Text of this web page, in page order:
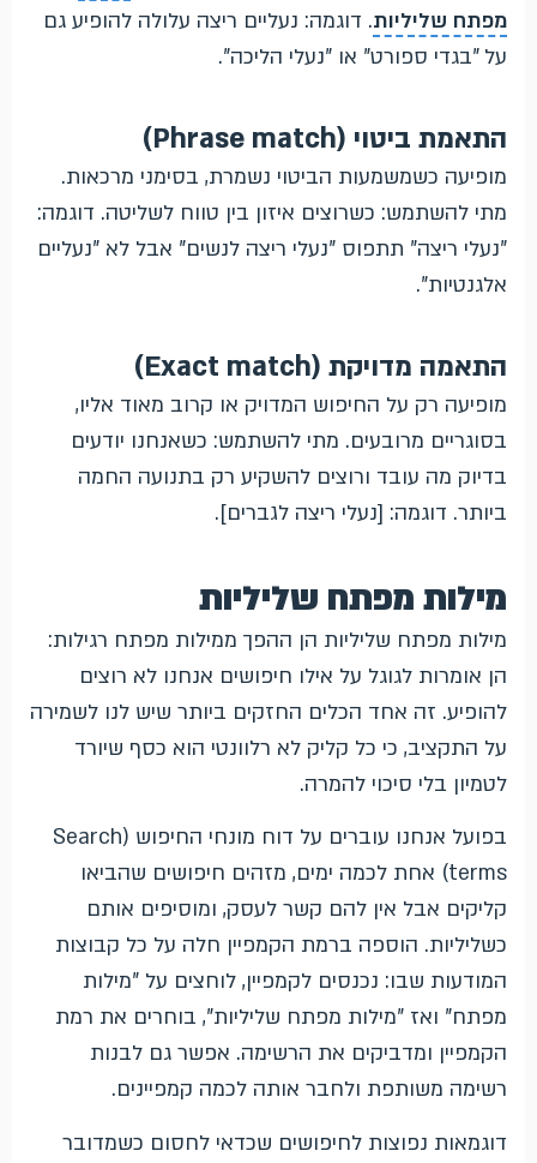
מפתח שליליות. דוגמה: נעליים ריצה עלולה להופיע גם
על "בגדי ספורט" או "נעלי הליכה".
התאמת ביטוי (Phrase match)
מופיעה כשמשמעות הביטוי נשמרת, בסימני מרכאות.
מתי להשתמש: כשרוצים איזון בין טווח לשליטה. דוגמה:
"נעלי ריצה" תתפוס "נעלי ריצה לנשים" אבל לא "נעליים
אלגנטיות".
התאמה מדויקת (Exact match)
מופיעה רק על החיפוש המדויק או קרוב מאוד אליו,
בסוגריים מרובעים. מתי להשתמש: כשאנחנו יודעים
בדיוק מה עובד ורוצים להשקיע רק בתנועה החמה
ביותר. דוגמה: [נעלי ריצה לגברים].
מילות מפתח שליליות
מילות מפתח שליליות הן ההפך ממילות מפתח רגילות:
הן אומרות לגוגל על אילו חיפושים אנחנו לא רוצים
להופיע. זה אחד הכלים החזקים ביותר שיש לנו לשמירה
על התקציב, כי כל קליק לא רלוונטי הוא כסף שיורד
לטמיון בלי סיכוי להמרה.
בפועל אנחנו עוברים על דוח מונחי החיפוש (Search
terms) אחת לכמה ימים, מזהים חיפושים שהביאו
קליקים אבל אין להם קשר לעסק, ומוסיפים אותם
כשליליות. הוספה ברמת הקמפיין חלה על כל קבוצות
המודעות שבו: נכנסים לקמפיין, לוחצים על "מילות
מפתח" ואז "מילות מפתח שליליות", בוחרים את רמת
הקמפיין ומדביקים את הרשימה. אפשר גם לבנות
רשימה משותפת ולחבר אותה לכמה קמפיינים.
דוגמאות נפוצות לחיפושים שכדאי לחסום כשמדובר